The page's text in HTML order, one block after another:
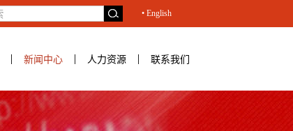
• English
新闻中心 人力资源 联系我们